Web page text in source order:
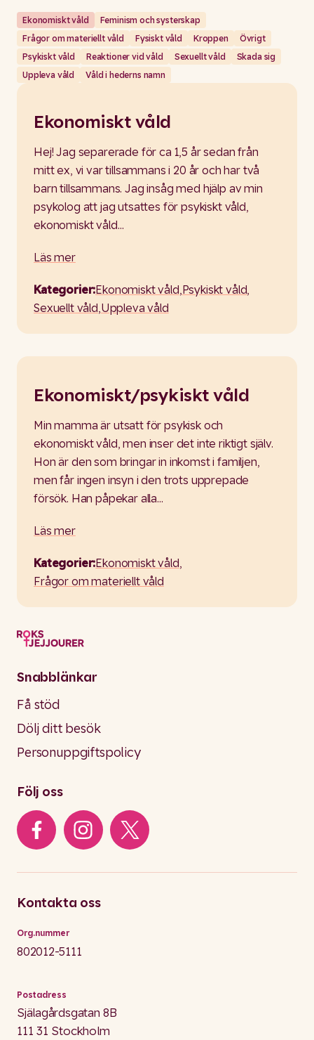
Ekonomiskt våld
Feminism och systerskap
Frågor om materiellt våld
Fysiskt våld Kroppen
Övrigt
Psykiskt våld
Reaktioner vid våld Sexuellt våld
Skada sig
Uppleva våld
Våld i hederns namn
Ekonomiskt våld
Hej! Jag separerade för ca 1,5 år sedan från
mitt ex, vi var tillsammans i 20 år och har två
barn tillsammans. Jag insåg med hjälp av min
psykolog att jag utsattes för psykiskt våld,
ekonomiskt våld…
Läs mer
Kategorier:Ekonomiskt våld,Psykiskt våld,
Sexuellt våld,Uppleva våld
Ekonomiskt/psykiskt våld
Min mamma är utsatt för psykisk och
ekonomiskt våld, men inser det inte riktigt själv.
Hon är den som bringar in inkomst i familjen,
men får ingen insyn i den trots upprepade
försök. Han påpekar alla…
Läs mer
Kategorier:Ekonomiskt våld,
Frågor om materiellt våld
Snabblänkar
Få stöd
Dölj ditt besök
Personuppgiftspolicy
Följ oss
Kontakta oss
Org.nummer
802012-5111
Postadress
Själagårdsgatan 8B
111 31 Stockholm